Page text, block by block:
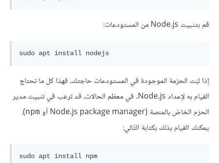
قم بتثبيت Node.js من المستودعات:
sudo apt install
إذا لبّت الحزمة الموجودة في المستودعات حاجتك، فهذا كل ما تحتاج
القيام به لإعداد Node.js. في معظم الحالات، قد ترغب في تثبيت مدير
الحزم الخاصّ بالمنصة (Node.js package manager أو
npm
).
يمكنك القيام بذلك بكتابة التّالي:
sudo apt install